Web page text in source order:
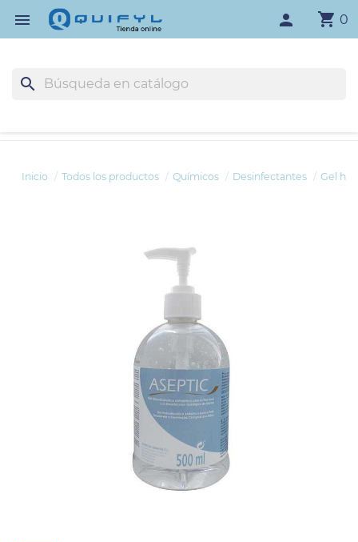
 shopping_cart 0
person
search
Inicio Todos los productos Químicos Desinfectantes Gel